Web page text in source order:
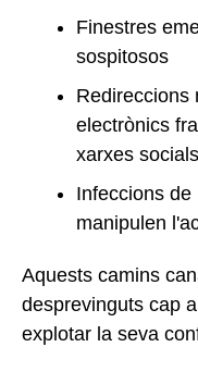
Finestres
sospitosos
Redireccions
electrònics
xarxes socials
Infeccions
manipulen
Aquests camins
desprevinguts cap
explotar la seva